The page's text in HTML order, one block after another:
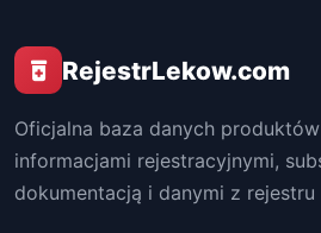
RejestrLekow.com
Oficjalna baza danych
informacjami rejestracyjnymi,
dokumentacją i danymi z rejestru